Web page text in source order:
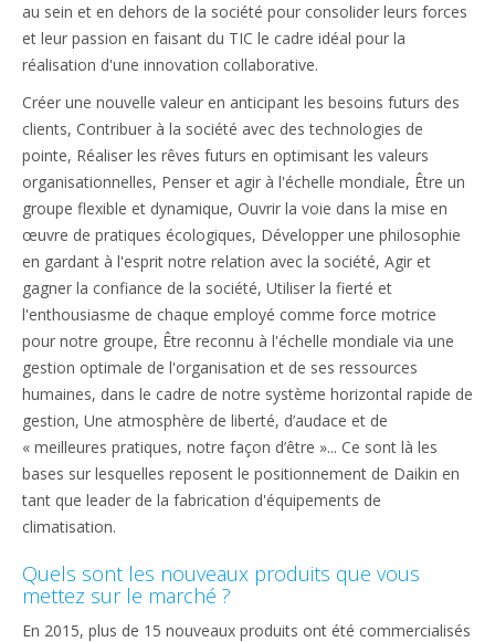
au sein et en dehors de la société pour consolider leurs forces
et leur passion en faisant du TIC le cadre idéal pour la
réalisation d'une innovation collaborative.
Créer une nouvelle valeur en anticipant les besoins futurs des
clients, Contribuer à la société avec des technologies de
pointe, Réaliser les rêves futurs en optimisant les valeurs
organisationnelles, Penser et agir à l'échelle mondiale, Être un
groupe flexible et dynamique, Ouvrir la voie dans la mise en
œuvre de pratiques écologiques, Développer une philosophie
en gardant à l'esprit notre relation avec la société, Agir et
gagner la confiance de la société, Utiliser la fierté et
l'enthousiasme de chaque employé comme force motrice
pour notre groupe, Être reconnu à l'échelle mondiale via une
gestion optimale de l'organisation et de ses ressources
humaines, dans le cadre de notre système horizontal rapide de
gestion, Une atmosphère de liberté, d’audace et de
« meilleures pratiques, notre façon d’être »... Ce sont là les
bases sur lesquelles reposent le positionnement de Daikin en
tant que leader de la fabrication d'équipements de
climatisation.
Quels sont les nouveaux produits que vous
mettez sur le marché ?
En 2015, plus de 15 nouveaux produits ont été commercialisés